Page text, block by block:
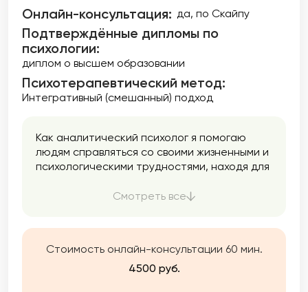
Онлайн-консультация: да, по Скайпу
Подтверждённые дипломы по
психологии:
диплом о высшем образовании
Психотерапевтический метод:
Интегративный (смешанный) подход
Как аналитический психолог я помогаю
людям справляться со своими жизненными и
психологическими трудностями, находя для
Смотреть все
Стоимость онлайн-консультации 60 мин.
4500 руб.